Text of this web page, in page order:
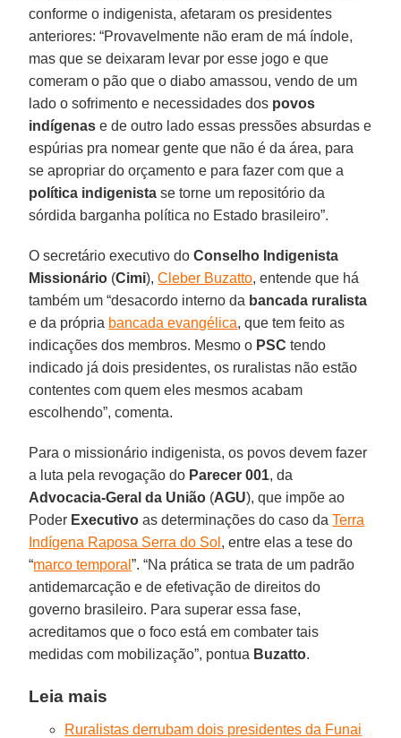
conforme o indigenista, afetaram os presidentes
anteriores: “Provavelmente não eram de má índole,
mas que se deixaram levar por esse jogo e que
comeram o pão que o diabo amassou, vendo de um
lado o sofrimento e necessidades dos povos
indígenas e de outro lado essas pressões absurdas e
espúrias pra nomear gente que não é da área, para
se apropriar do orçamento e para fazer com que a
política indigenista se torne um repositório da
sórdida barganha política no Estado brasileiro”.
O secretário executivo doConselho Indigenista
Missionário (Cimi),Cleber Buzatto, entende que há
também um “desacordo interno da bancada ruralista
e da própria bancada evangélica, que tem feito as
indicações dos membros. Mesmo o PSC tendo
indicado já dois presidentes, os ruralistas não estão
contentes com quem eles mesmos acabam
escolhendo”, comenta.
Para o missionário indigenista, os povos devem fazer
a luta pela revogação do Parecer 001, da
Advocacia-Geral da União (AGU), que impõe ao
Poder Executivo as determinações do caso daTerra
Indígena Raposa Serra do Sol , entre elas a tese do
“marco temporal”. “Na prática se trata de um padrão
antidemarcação e de efetivação de direitos do
governo brasileiro. Para superar essa fase,
acreditamos que o foco está em combater tais
medidas com mobilização”, pontua Buzatto.
Leia mais
Ruralistas derrubam dois presidentes da Funai